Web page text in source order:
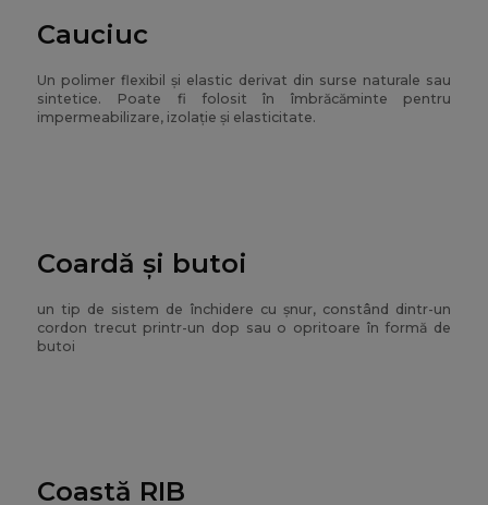
Cauciuc
Un polimer flexibil și elastic derivat din surse naturale sau
sintetice. Poate fi folosit în îmbrăcăminte pentru
impermeabilizare, izolație și elasticitate.
Coardă și butoi
un tip de sistem de închidere cu șnur, constând dintr-un
cordon trecut printr-un dop sau o opritoare în formă de
butoi
Coastă RIB